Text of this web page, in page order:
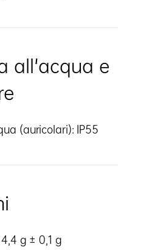
all'acqua e
(auricolari): IP55
g ± 0,1 g